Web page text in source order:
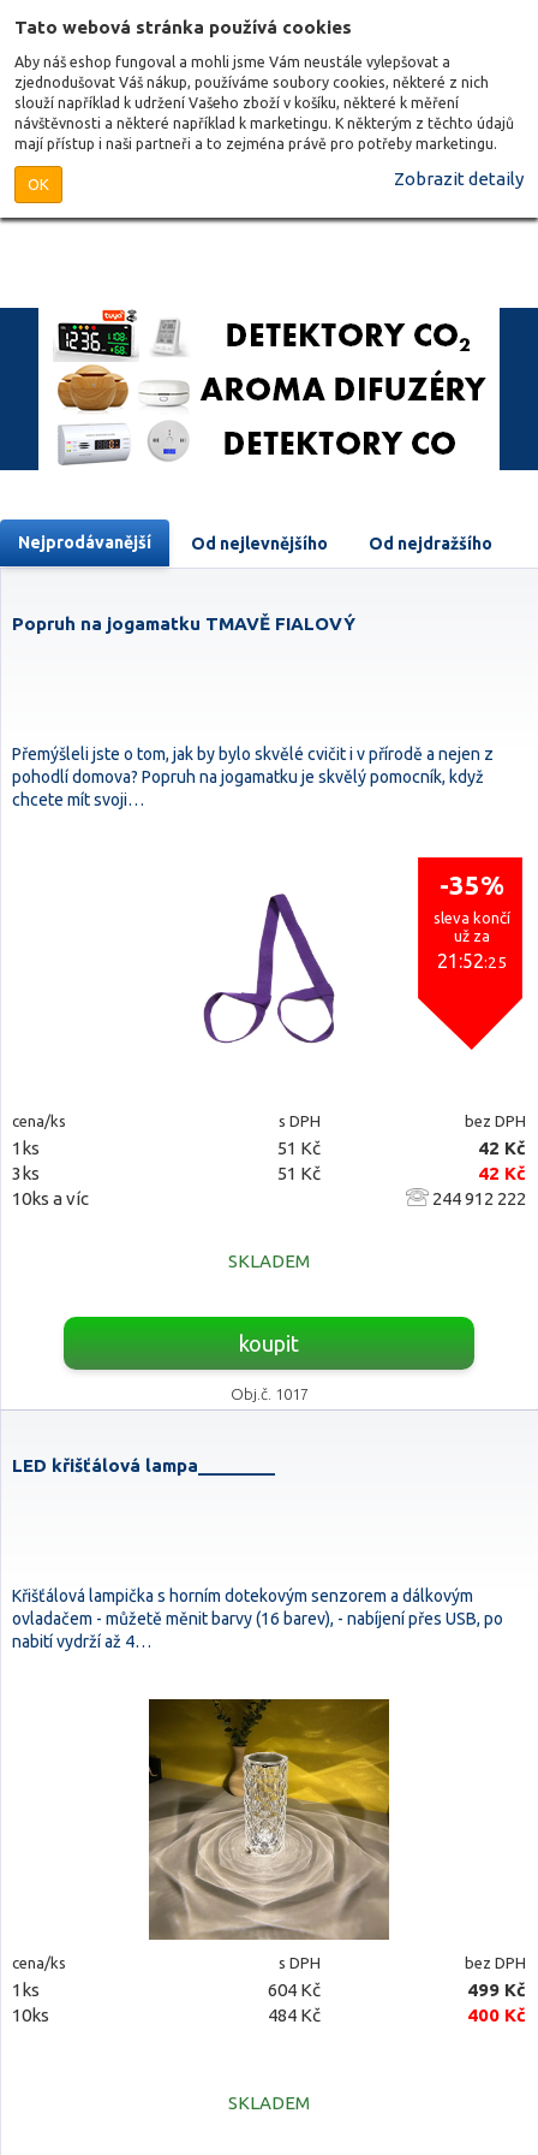
Tato webová stránka používá cookies
Aby náš eshop fungoval a mohli jsme Vám neustále vylepšovat a
zjednodušovat Váš nákup, používáme soubory cookies, některé z nich
slouží například k udržení Vašeho zboží v košíku, některé k měření
návštěvnosti a některé například k marketingu. K některým z těchto údajů
mají přístup i naši partneři a to zejména právě pro potřeby marketingu.
OK Zobrazit detaily
Nejprodávanější Od nejlevnějšího Od nejdražšího
Popruh na jogamatku TMAVĚ FIALOVÝ
Přemýšleli jste o tom, jak by bylo skvělé cvičit i v přírodě a nejen z
pohodlí domova? Popruh na jogamatku je skvělý pomocník, když
chcete mít svoji…
-35%
sleva končí
už za
21:52:25
cena/ks s DPH bez DPH
1ks 51 Kč
42 Kč
3ks
51 Kč
42 Kč
10ks a víc
244 912 222
SKLADEM
koupit
Obj.č. 1017
LED křišťálová lampa________
Křišťálová lampička s horním dotekovým senzorem a dálkovým
ovladačem - můžetě měnit barvy (16 barev), - nabíjení přes USB, po
nabití vydrží až 4…
cena/ks s DPH bez DPH
1ks 604 Kč
499 Kč
10ks
484 Kč 400 Kč
SKLADEM